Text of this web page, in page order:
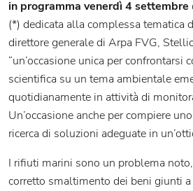
in programma venerdì 4 settembre
(*) dedicata alla complessa tematica
direttore generale di Arpa FVG,
“un’occasione unica per confrontarsi
scientifica su un tema ambientale
quotidianamente in attività di
Un’occasione anche per compiere
ricerca di soluzioni adeguate in
I rifiuti marini sono un problema
corretto smaltimento dei beni giunti